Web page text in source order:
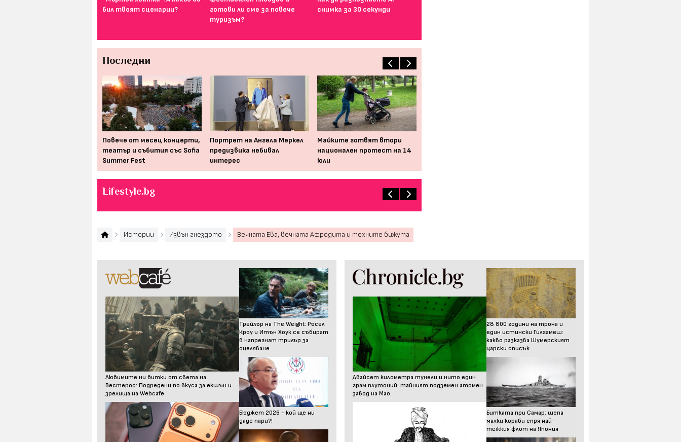
бил твоят сценарии?
готови ли сме за повече
туризъм?
снимка за 30 секунди
Последни
Повече от месец концерти,
театър и събития със Sofia
Summer Fest
Портрет на Ангела Меркел
предизвика небивал
интерес
Майките готвят втори
национален протест на 14
юли
Lifestyle.bg
Истории Извън гнездото Вечната Ева, вечната Афродита и техните бижута
Любимите ни битки от света на
Вестерос: Подредени по вкуса за екшън и
зрелища на Webcafe
Трейлър на The Weight: Ръсел
Кроу и Итън Хоук се събират
в напрегнат трилър за
оцеляване
Бюджет 2026 - кой ще ни
даде пари?!
Двайсет километра тунели и нито един
грам плутоний: тайният подземен атомен
завод на Мао
28 800 години на трона и
един истински Гилгамеш:
какво разказва Шумерският
царски списък
Битката при Самар: шепа
малки кораби спря най-
тежкия флот на Япония